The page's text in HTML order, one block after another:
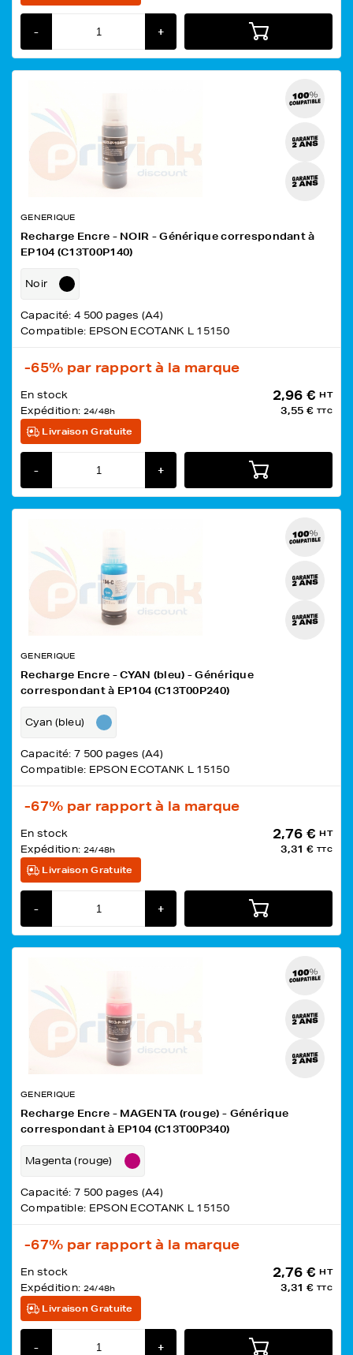
- +
GENERIQUE
Recharge Encre - NOIR - Générique correspondant à
EP104 (C13T00P140)
Noir
Capacité: 4 500 pages (A4)
Compatible: EPSON ECOTANK L 15150
-65% par rapport à la marque
En stock
Expédition: 24/48h
2,96 € HT
3,55 € TTC
Livraison Gratuite
- +
GENERIQUE
Recharge Encre - CYAN (bleu) - Générique
correspondant à EP104 (C13T00P240)
Cyan (bleu)
Capacité: 7 500 pages (A4)
Compatible: EPSON ECOTANK L 15150
-67% par rapport à la marque
En stock
Expédition: 24/48h
2,76 € HT
3,31 € TTC
Livraison Gratuite
- +
GENERIQUE
Recharge Encre - MAGENTA (rouge) - Générique
correspondant à EP104 (C13T00P340)
Magenta (rouge)
Capacité: 7 500 pages (A4)
Compatible: EPSON ECOTANK L 15150
-67% par rapport à la marque
En stock
Expédition: 24/48h
2,76 € HT
3,31 € TTC
Livraison Gratuite
- +